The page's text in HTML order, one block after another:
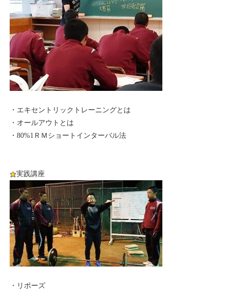
・エキセントリックトレーニングとは
・オールアウトとは
・80%1ＲＭショートインターバル法
実践講座
・リポーズ